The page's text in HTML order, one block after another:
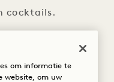
cocktails.
gezellige
met
om informatie te
website, om uw